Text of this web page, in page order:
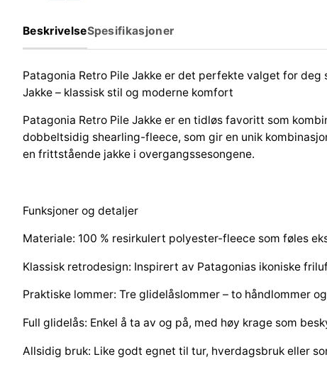
BeskrivelseSpesifikasjoner
Patagonia Retro Pile Jakke er det perfekte valget for deg
Jakke – klassisk stil og moderne komfort
Patagonia Retro Pile Jakke er en tidløs favoritt som
dobbeltsidig shearling-fleece, som gir en unik
en frittstående jakke i overgangssesongene.
Funksjoner og detaljer
Materiale: 100 % resirkulert polyester-fleece som føles
Klassisk retrodesign: Inspirert av Patagonias ikoniske
Praktiske lommer: Tre glidelåslommer – to håndlommer
Full glidelås: Enkel å ta av og på, med høy krage som
Allsidig bruk: Like godt egnet til tur, hverdagsbruk eller